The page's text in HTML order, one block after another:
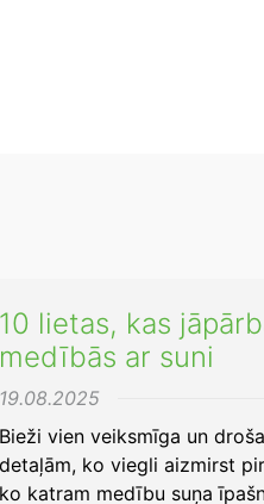
10 lietas, kas
medībās ar suni
19.08.2025
Bieži vien veiksmīga un
detaļām, ko viegli aizmirst
ko katram medību suņa